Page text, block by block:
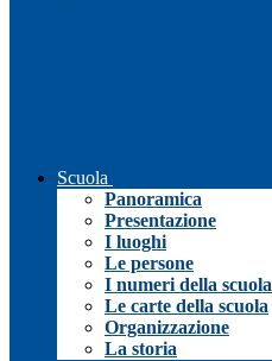
Scuola
Panoramica
Presentazione
I luoghi
Le persone
I numeri della scuola
Le carte della scuola
Organizzazione
La storia